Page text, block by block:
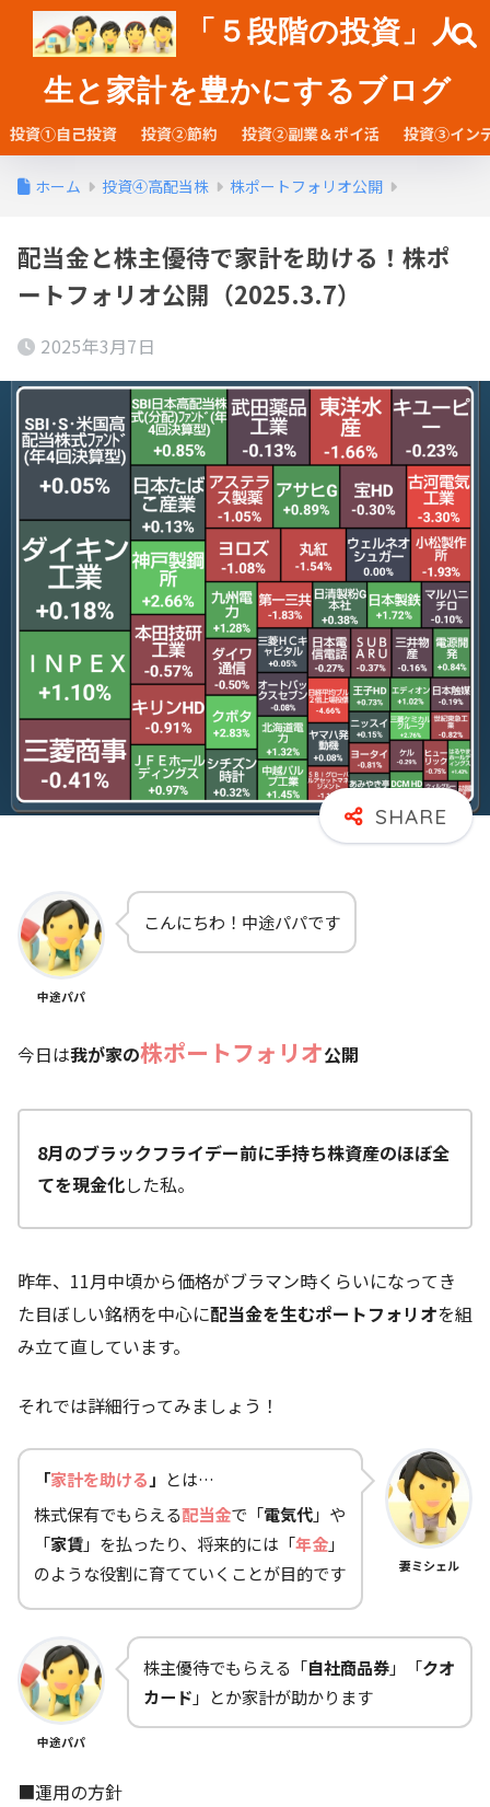
「５段階の投資」人
生と家計を豊かにするブログ
投資①自己投資 投資②節約 投資②副業＆ポイ活 投資③イン
ホーム 投資④高配当株 株ポートフォリオ公開
配当金と株主優待で家計を助ける！株ポ
ートフォリオ公開（2025.3.7）
2025年3月7日
中途パパ
こんにちわ！中途パパです
今日は我が家の株ポートフォリオ公開
8月のブラックフライデー前に手持ち株資産のほぼ全
てを現金化した私。
昨年、11月中頃から価格がブラマン時くらいになってき
た目ぼしい銘柄を中心に配当金を生むポートフォリオを組
み立て直しています。
それでは詳細行ってみましょう！
「家計を助ける 」 とは…
株式保有でもらえる配当金で「電気代」や
「家賃」を払ったり、将来的には「年金」
のような役割に育てていくことが目的です
妻ミシェル
中途パパ
株主優待でもらえる「自社商品券」「クオ
カード 」とか家計が助かります
■運用の方針